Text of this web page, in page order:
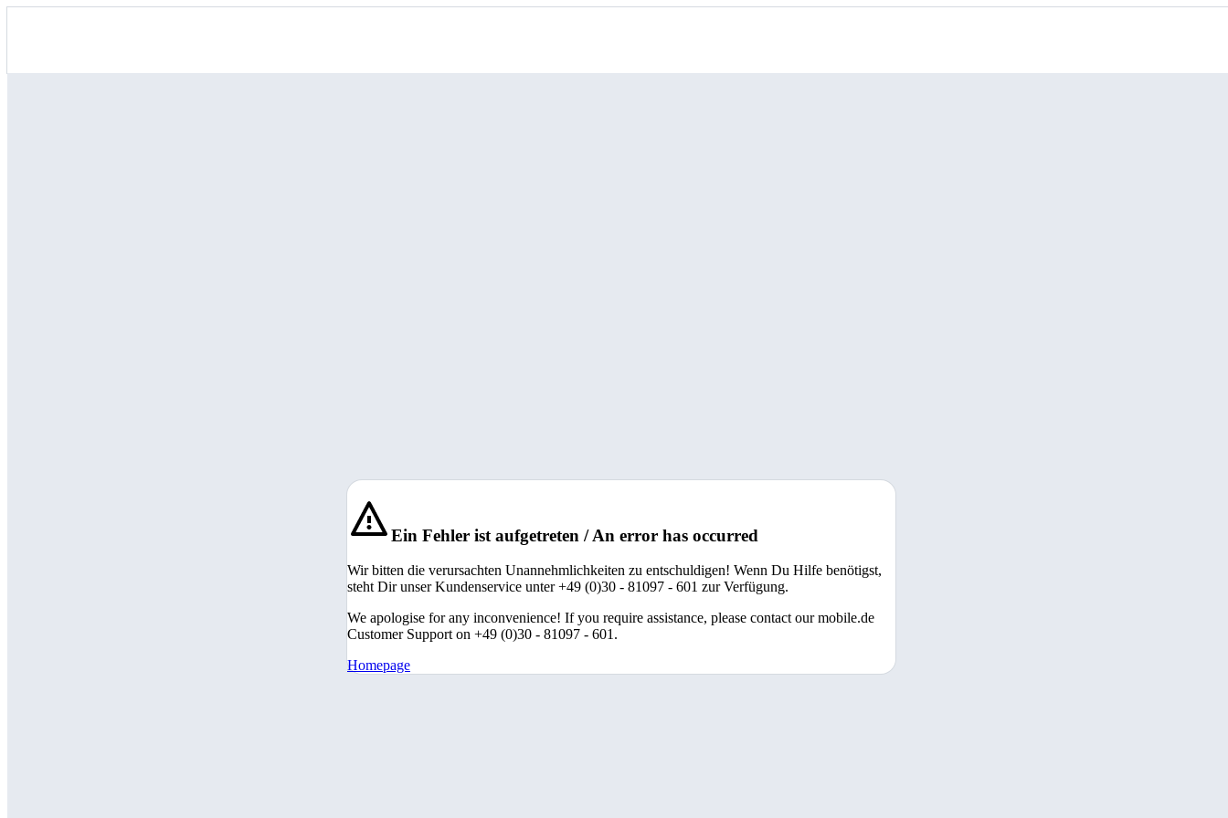
Ein Fehler ist aufgetreten / An error has occurred
Wir bitten die verursachten Unannehmlichkeiten zu entschuldigen! Wenn Du Hilfe benötigst,
steht Dir unser Kundenservice unter +49 (0)30 - 81097 - 601 zur Verfügung.
We apologise for any inconvenience! If you require assistance, please contact our mobile.de
Customer Support on +49 (0)30 - 81097 - 601.
Homepage